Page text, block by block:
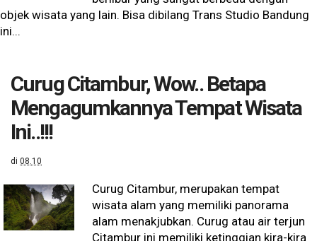
objek wisata yang lain. Bisa dibilang Trans Studio Bandung
ini...
Curug Citambur, Wow.. Betapa
Mengagumkannya Tempat Wisata
Ini..!!!
di 08.10
Curug Citambur, merupakan tempat
wisata alam yang memiliki panorama
alam menakjubkan. Curug atau air terjun
Citambur ini memiliki ketinggian kira-kira